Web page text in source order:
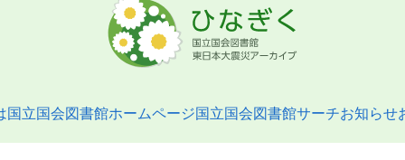
国立国会図書館ホームページ国立国会図書館サーチお知らせ